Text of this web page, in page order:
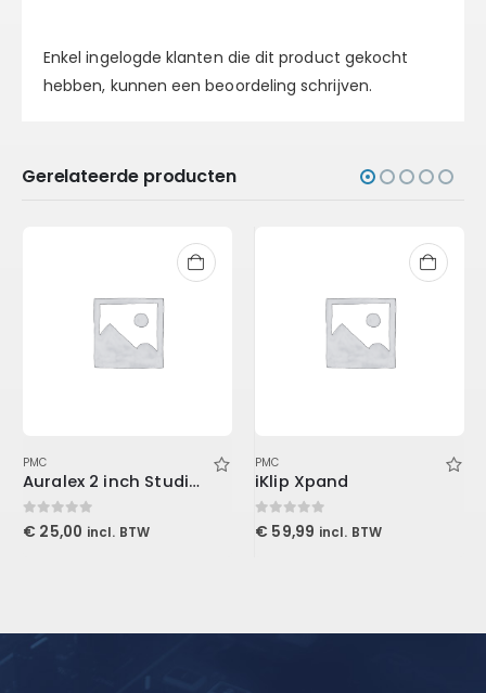
Enkel ingelogde klanten die dit product gekocht
hebben, kunnen een beoordeling schrijven.
Gerelateerde producten
PMC
Auralex 2 inch Studiofoam-T
0out of 5
€ 25,00 incl. BTW
PMC
iKlip Xpand
0out of 5
€ 59,99 incl. BTW